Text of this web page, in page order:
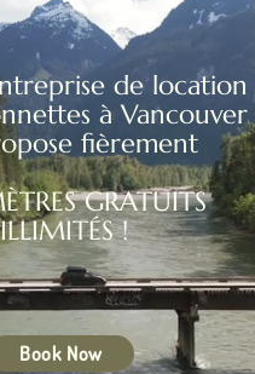
de location
à Vancouver
fièrement
GRATUITS
ILLIMITÉS !
Book Now